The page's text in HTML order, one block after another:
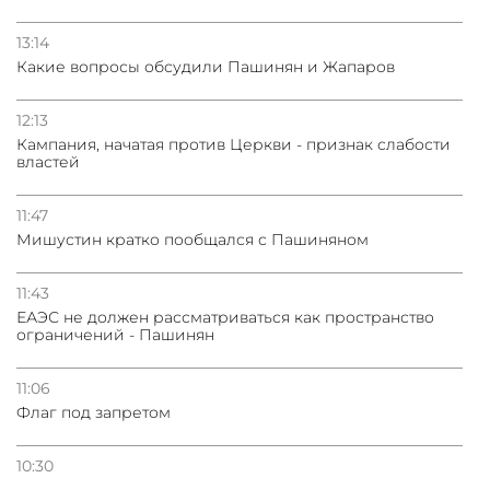
13:14
Какие вопросы обсудили Пашинян и Жапаров
12:13
Кампания, начатая против Церкви - признак слабости
властей
11:47
Мишустин кратко пообщался с Пашиняном
11:43
ЕАЭС не должен рассматриваться как пространство
ограничений - Пашинян
11:06
Флаг под запретом
10:30